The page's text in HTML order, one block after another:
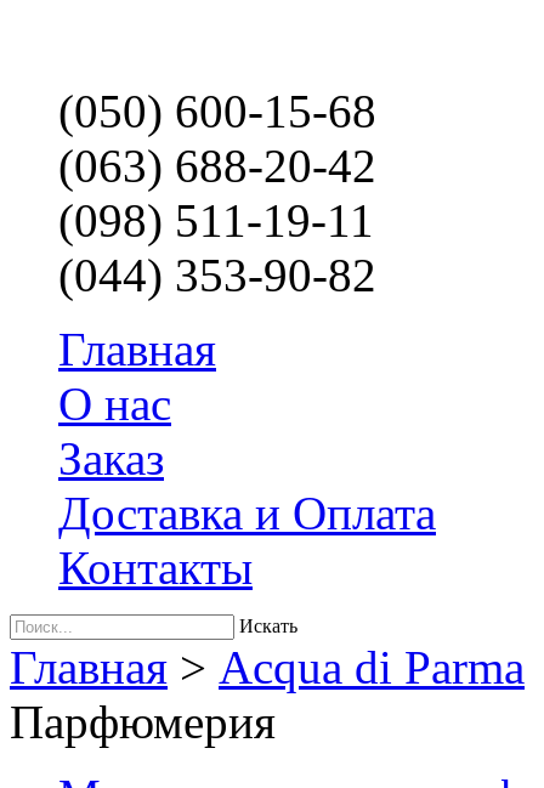
(050) 600-15-68
(063) 688-20-42
(098) 511-19-11
(044) 353-90-82
Главная
О нас
Заказ
Доставка и Оплата
Контакты
Искать
Главная > Acqua di Parma
Парфюмерия